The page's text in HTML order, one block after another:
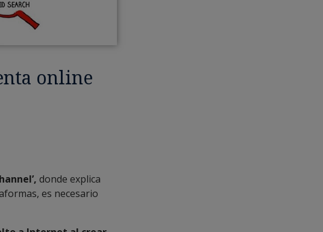
online
donde explica
es necesario